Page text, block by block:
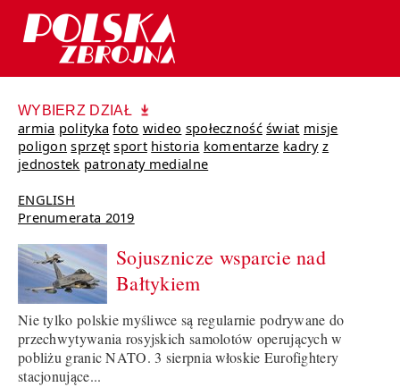
WYBIERZ DZIAŁ
armia polityka foto wideo społeczność świat misje
poligon sprzęt sport historia komentarze kadry z
jednostek patronaty medialne
ENGLISH
Prenumerata 2019
Sojusznicze wsparcie nad
Bałtykiem
Nie tylko polskie myśliwce są regularnie podrywane do
przechwytywania rosyjskich samolotów operujących w
pobliżu granic NATO. 3 sierpnia włoskie Eurofightery
stacjonujące...